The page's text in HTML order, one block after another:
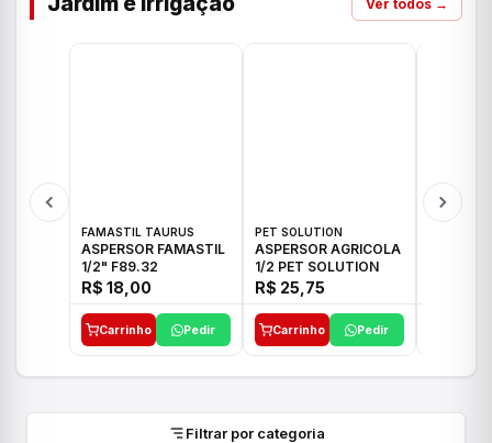
Ver todos →
FAMASTIL TAURUS
ASPERSOR FAMASTIL
1/2" F89.32
R$ 18,00
Carrinho Pedir
PET SOLUTION
ASPERSOR AGRICOLA
1/2 PET SOLUTION
R$ 25,75
Carrinho Pedir
Filtrar por categoria